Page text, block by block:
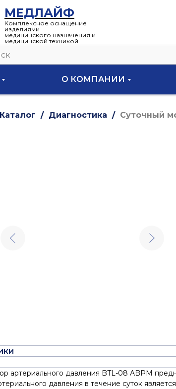
МЕДЛАЙФ
Комплексное оснащение
изделиями
медицинского назначения и
медицинской техникой
О КОМПАНИИ
Каталог Диагностика Суточный
артериального давления BTL-08 ABPM
давления в течение суток